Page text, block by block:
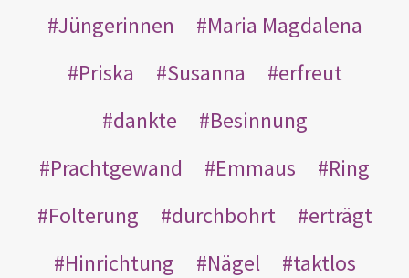
Jüngerinnen
Maria Magdalena
Priska
Susanna
erfreut
dankte
Besinnung
Prachtgewand
Emmaus
Ring
Folterung
durchbohrt
erträgt
Hinrichtung
Nägel
taktlos